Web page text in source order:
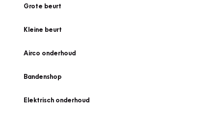
Grote beurt
Kleine beurt
Airco onderhoud
Bandenshop
Elektrisch onderhoud